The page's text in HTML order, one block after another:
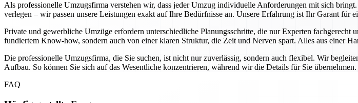
Als professionelle Umzugsfirma verstehen wir, dass jeder Umzug individuelle Anforderungen mit sich
verlegen – wir passen unsere Leistungen exakt auf Ihre Bedürfnisse an. Unsere Erfahrung ist Ihr Garant für
Private und gewerbliche Umzüge erfordern unterschiedliche Planungsschritte, die nur Experten
fundiertem Know-how, sondern auch von einer klaren Struktur, die Zeit und Nerven spart. Alles aus einer
Die professionelle Umzugsfirma, die Sie suchen, ist nicht nur zuverlässig, sondern auch flexibel. Wir
Aufbau. So können Sie sich auf das Wesentliche konzentrieren, während wir die Details für Sie übernehmen.
FAQ